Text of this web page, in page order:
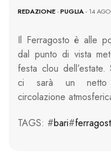
REDAZIONE-PUGLIA- 14
Il Ferragosto è alle
dal punto di vista
festa clou
ci sarà un netto
circolazione
TAGS: #bari#